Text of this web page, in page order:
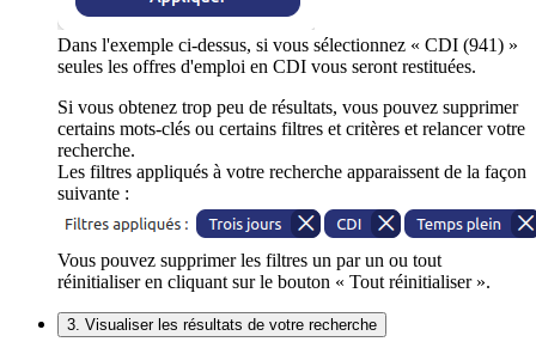
Dans l'exemple ci-dessus, si vous sélectionnez « CDI (941) »
seules les offres d'emploi en CDI vous seront restituées.
Si vous obtenez trop peu de résultats, vous pouvez supprimer
certains mots-clés ou certains filtres et critères et relancer votre
recherche.
Les filtres appliqués à votre recherche apparaissent de la façon
suivante :
Vous pouvez supprimer les filtres un par un ou tout
réinitialiser en cliquant sur le bouton « Tout réinitialiser ».
3. Visualiser les résultats de votre recherche